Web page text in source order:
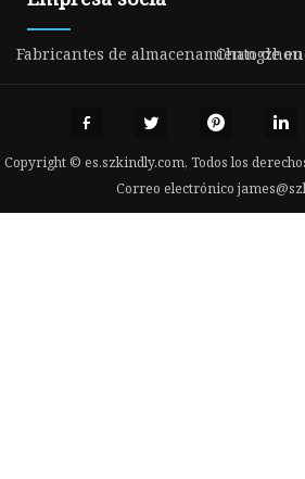
Fabricantes de almacenamiento de
Copyright © es.szkindly.com, Todos los
Correo electrónico